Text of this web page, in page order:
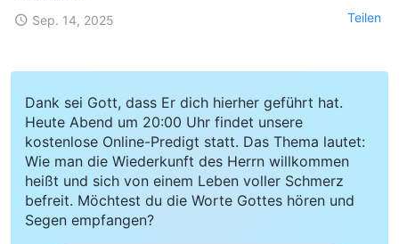
Sep. 14, 2025 Teilen
Dank sei Gott, dass Er dich hierher geführt hat.
Heute Abend um 20:00 Uhr findet unsere
kostenlose Online-Predigt statt. Das Thema lautet:
Wie man die Wiederkunft des Herrn willkommen
heißt und sich von einem Leben voller Schmerz
befreit. Möchtest du die Worte Gottes hören und
Segen empfangen?